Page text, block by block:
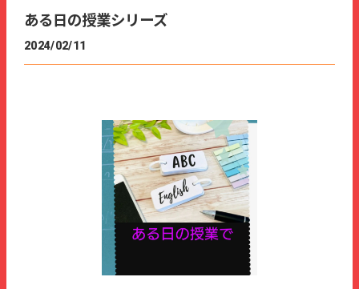
ある日の授業シリーズ
2024/02/11